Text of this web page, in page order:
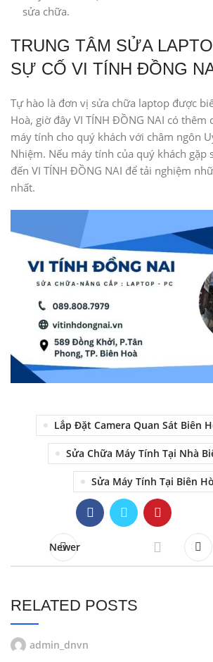
sửa chữa.
TRUNG TÂM SỬA
SỰ CỐ VI TÍNH ĐỒNG
Tự hào là đơn vị sửa chữa laptop được
Hoà, giờ đây VI TÍNH ĐỒNG NAI có thêm
máy tính cho quý khách với châm ngôn
Nhiệm. Nếu máy tính của quý khách gặp
đến VI TÍNH ĐỒNG NAI để tải nghiệm
nhất.
Lắp Đặt Camera Quan Sát Biên
Sửa Chữa Máy Tính Tại Nhà
Sửa Máy Tính Tại Biên
Newer
RELATED POSTS
admin_dnvn